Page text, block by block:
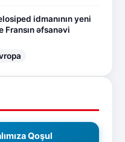
idmanının yeni
Fransın əfsanəvi
Qoşul